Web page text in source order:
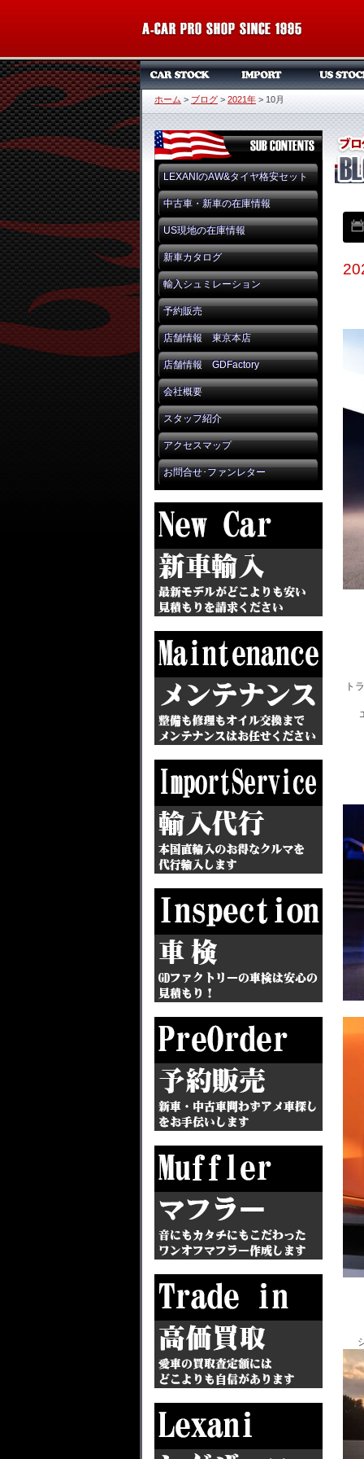
ホーム > ブログ > 2021年 > 10月
LEXANIのAW&タイヤ格安セット
中古車・新車の在庫情報
US現地の在庫情報
新車カタログ
輸入シュミレーション
予約販売
店舗情報 東京本店
店舗情報 GDFactory
会社概要
スタッフ紹介
アクセスマップ
お問合せ･ファンレター
ト